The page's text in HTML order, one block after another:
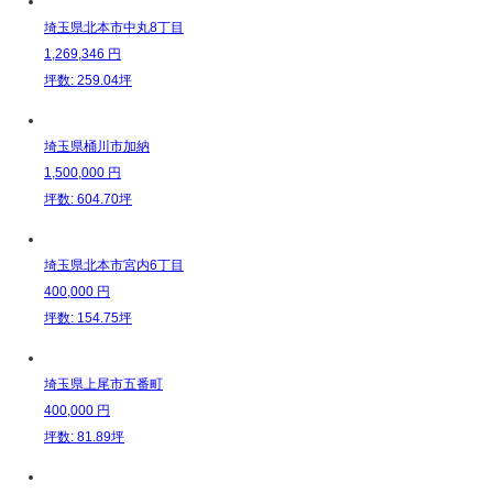
埼玉県北本市中丸8丁目
1,269,346 円
坪数: 259.04坪
埼玉県桶川市加納
1,500,000 円
坪数: 604.70坪
埼玉県北本市宮内6丁目
400,000 円
坪数: 154.75坪
埼玉県上尾市五番町
400,000 円
坪数: 81.89坪